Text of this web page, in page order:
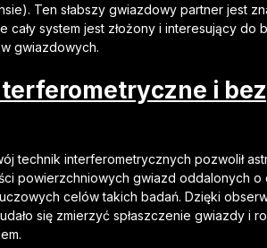
Ten słabszy gwiazdowy partner jest
system jest złożony i interesujący do
gwiazdowych.
i
technik interferometrycznych pozwolił
powierzchniowych gwiazd oddalonych o
celów takich badań. Dzięki
się zmierzyć spłaszczenie gwiazdy i